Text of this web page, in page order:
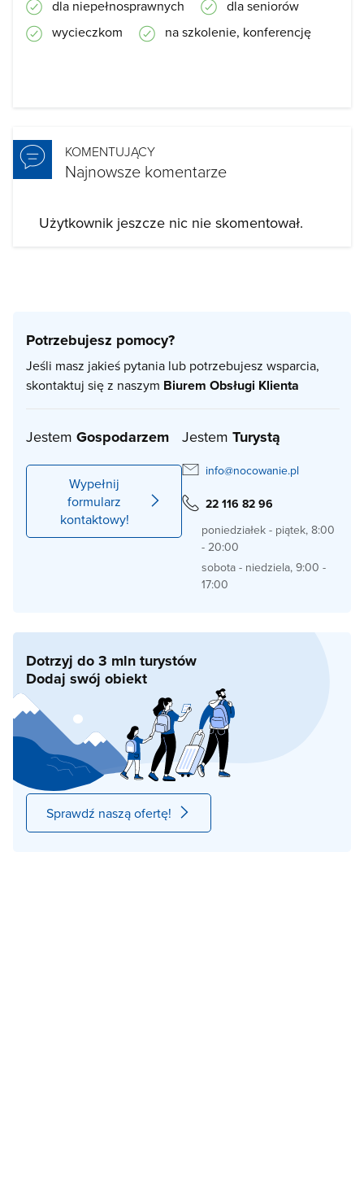
dla niepełnosprawnych
dla seniorów
wycieczkom
na szkolenie, konferencję
KOMENTUJĄCY
Najnowsze komentarze
Użytkownik jeszcze nic nie skomentował.
Potrzebujesz pomocy?
Jeśli masz jakieś pytania lub potrzebujesz wsparcia,
skontaktuj się z naszym Biurem Obsługi Klienta
Jestem Gospodarzem
Wypełnij
formularz
kontaktowy!
Jestem Turystą
info@nocowanie.pl
22 116 82 96
poniedziałek - piątek, 8:00
- 20:00
sobota - niedziela, 9:00 -
17:00
Dotrzyj do 3 mln turystów
Dodaj swój obiekt
Sprawdź naszą ofertę!